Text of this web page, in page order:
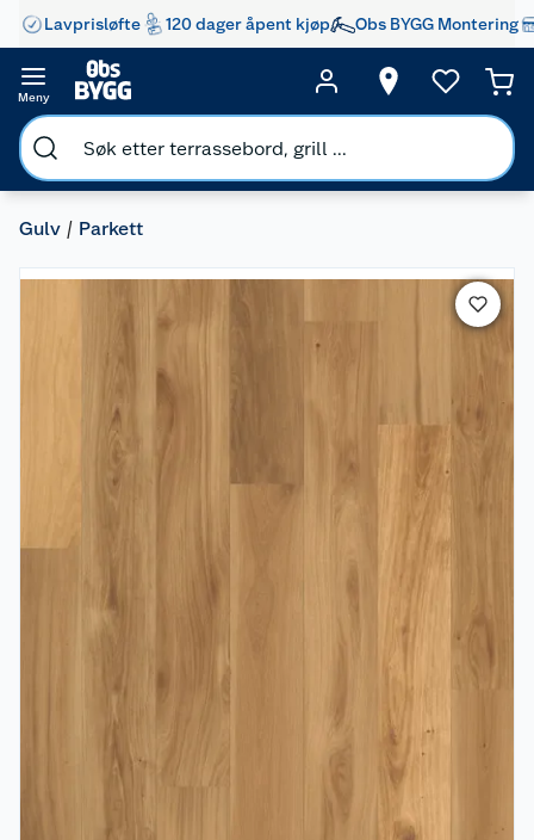
Lavprisløfte 120 dager åpent kjøp Obs BYGG Montering
Meny
Gulv Parkett